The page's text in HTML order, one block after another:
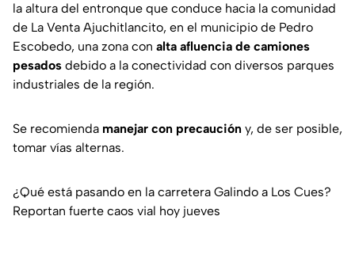
la altura del entronque que conduce hacia la comunidad
de La Venta Ajuchitlancito, en el municipio de Pedro
Escobedo, una zona con alta afluencia de camiones
pesados debido a la conectividad con diversos parques
industriales de la región.
Se recomienda manejar con precaución y, de ser posible,
tomar vías alternas.
¿Qué está pasando en la carretera Galindo a Los Cues?
Reportan fuerte caos vial hoy jueves